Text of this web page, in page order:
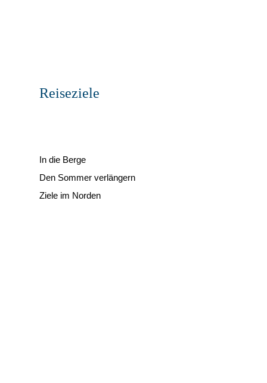
Reiseziele
In die Berge
Den Sommer verlängern
Ziele im Norden